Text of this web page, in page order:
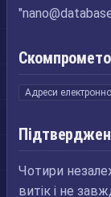
"
Адреси
Чотири
витік і не